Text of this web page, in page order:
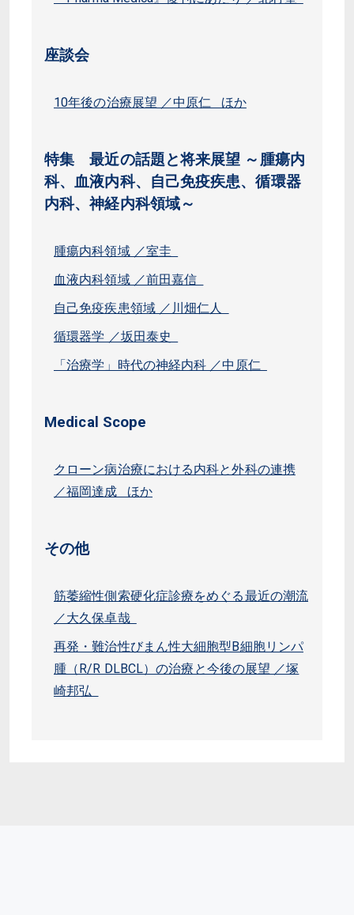
座談会
10年後の治療展望 ／中原仁 ほか
特集 最近の話題と将来展望 ～腫瘍内
科、血液内科、自己免疫疾患、循環器
内科、神経内科領域～
腫瘍内科領域 ／室圭
血液内科領域 ／前田嘉信
自己免疫疾患領域 ／川畑仁人
循環器学 ／坂田泰史
「治療学」時代の神経内科 ／中原仁
Medical Scope
クローン病治療における内科と外科の連携
／福岡達成 ほか
その他
筋萎縮性側索硬化症診療をめぐる最近の潮流
／大久保卓哉
再発・難治性びまん性大細胞型B細胞リンパ
腫（R/R DLBCL）の治療と今後の展望 ／塚
崎邦弘